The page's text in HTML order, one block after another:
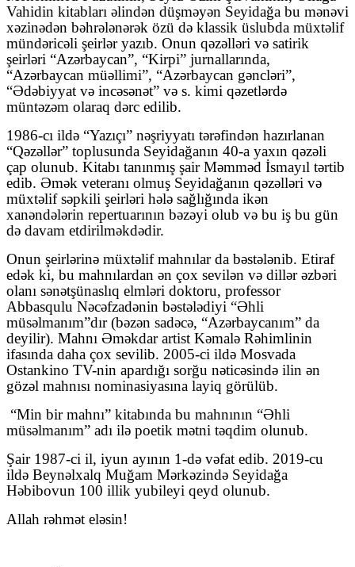
Vahidin kitabları əlindən düşməyən Seyidağa bu mənəvi
xəzinədən bəhrələnərək özü də klassik üslubda müxtəlif
mündəricəli şeirlər yazıb. Onun qəzəlləri və satirik
şeirləri “Azərbaycan”, “Kirpi” jurnallarında,
“Azərbaycan müəllimi”, “Azərbaycan gəncləri”,
“Ədəbiyyat və incəsənət” və s. kimi qəzetlərdə
müntəzəm olaraq dərc edilib.
1986-cı ildə “Yazıçı” nəşriyyatı tərəfindən hazırlanan
“Qəzəllər” toplusunda Seyidağanın 40-a yaxın qəzəli
çap olunub. Kitabı tanınmış şair Məmməd İsmayıl tərtib
edib. Əmək veteranı olmuş Seyidağanın qəzəlləri və
müxtəlif səpkili şeirləri hələ sağlığında ikən
xanəndələrin repertuarının bəzəyi olub və bu iş bu gün
də davam etdirilməkdədir.
Onun şeirlərinə müxtəlif mahnılar da bəstələnib. Etiraf
edək ki, bu mahnılardan ən çox sevilən və dillər əzbəri
olanı sənətşünaslıq elmləri doktoru, professor
Abbasqulu Nəcəfzadənin bəstələdiyi “Əhli
müsəlmanım”dır (bəzən sadəcə, “Azərbaycanım” da
deyilir). Mahnı Əməkdar artist Kəmalə Rəhimlinin
ifasında daha çox sevilib. 2005-ci ildə Mosvada
Ostankino TV-nin apardığı sorğu nəticəsində ilin ən
gözəl mahnısı nominasiyasına layiq görülüb.
“Min bir mahnı” kitabında bu mahnının “Əhli
müsəlmanım” adı ilə poetik mətni təqdim olunub.
Şair 1987-ci il, iyun ayının 1-də vəfat edib. 2019-cu
ildə Beynəlxalq Muğam Mərkəzində Seyidağa
Həbibovun 100 illik yubileyi qeyd olunub.
Allah rəhmət eləsin!